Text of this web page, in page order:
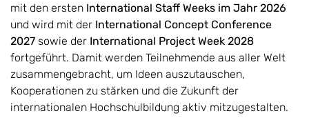
mit den ersten International Staff Weeks im Jahr 2026
und wird mit der International Concept Conference
2027 sowie der International Project Week 2028
fortgeführt. Damit werden Teilnehmende aus aller Welt
zusammengebracht, um Ideen auszutauschen,
Kooperationen zu stärken und die Zukunft der
internationalen Hochschulbildung aktiv mitzugestalten.